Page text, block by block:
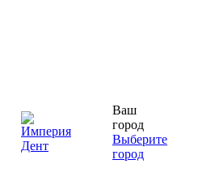
Ваш
город
Выберите
город